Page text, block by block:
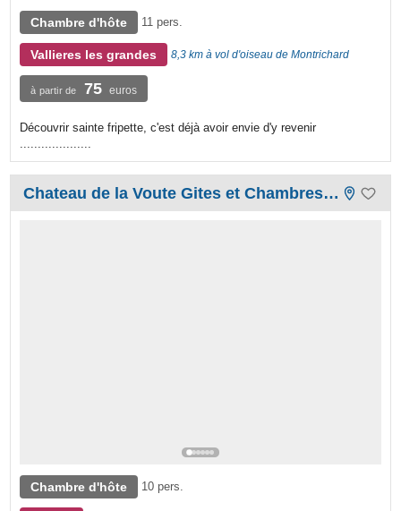
Chambre d'hôte 11 pers.
Vallieres les grandes 8,3 km à vol d'oiseau de Montrichard
à partir de 75 euros
Découvrir sainte fripette, c'est déjà avoir envie d'y revenir
....................
Chateau de la Voute Gites et Chambres d'hôtes
Chambre d'hôte 10 pers.